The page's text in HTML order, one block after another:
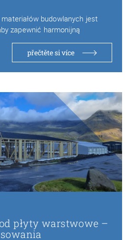
budowlanych jest
zapewnić harmonijną
oraz spełnić…
přečtěte si více
płyty warstwowe –